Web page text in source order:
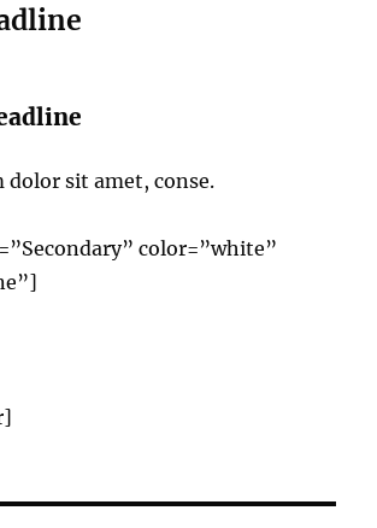
dolor sit amet, conse.
color=”white”